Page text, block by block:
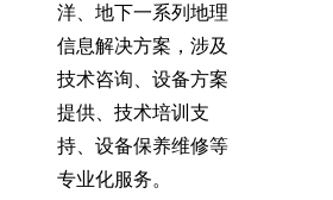
洋、地下一系列地理
信息解决方案，涉及
技术咨询、设备方案
提供、技术培训支
持、设备保养维修等
专业化服务。